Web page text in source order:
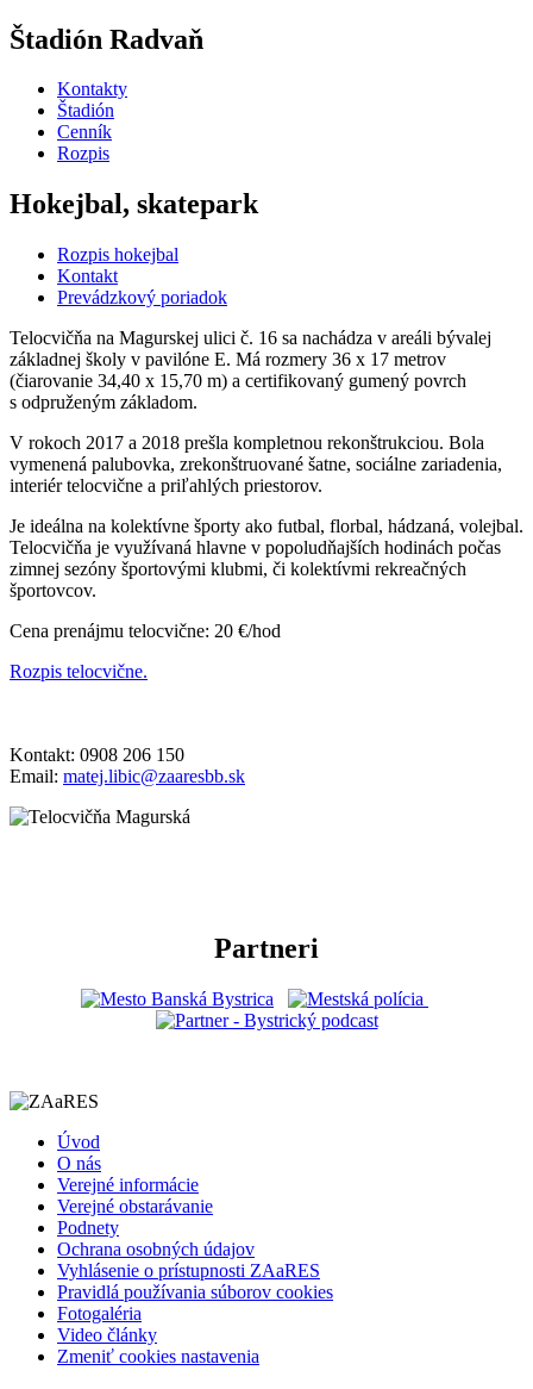
Štadión Radvaň
Kontakty
Štadión
Cenník
Rozpis
Hokejbal, skatepark
Rozpis hokejbal
Kontakt
Prevádzkový poriadok
Telocvičňa na Magurskej ulici č. 16 sa nachádza v areáli bývalej
základnej školy v pavilóne E. Má rozmery 36 x 17 metrov
(čiarovanie 34,40 x 15,70 m) a certifikovaný gumený povrch
s odpruženým základom.
V rokoch 2017 a 2018 prešla kompletnou rekonštrukciou. Bola
vymenená palubovka, zrekonštruované šatne, sociálne zariadenia,
interiér telocvične a priľahlých priestorov.
Je ideálna na kolektívne športy ako futbal, florbal, hádzaná, volejbal.
Telocvičňa je využívaná hlavne v popoludňajších hodinách počas
zimnej sezóny športovými klubmi, či kolektívmi rekreačných
športovcov.
Cena prenájmu telocvične: 20 €/hod
Rozpis telocvične.
Kontakt: 0908 206 150
Email: matej.libic@zaaresbb.sk
Partneri
Úvod
O nás
Verejné informácie
Verejné obstarávanie
Podnety
Ochrana osobných údajov
Vyhlásenie o prístupnosti ZAaRES
Pravidlá používania súborov cookies
Fotogaléria
Video články
Zmeniť cookies nastavenia